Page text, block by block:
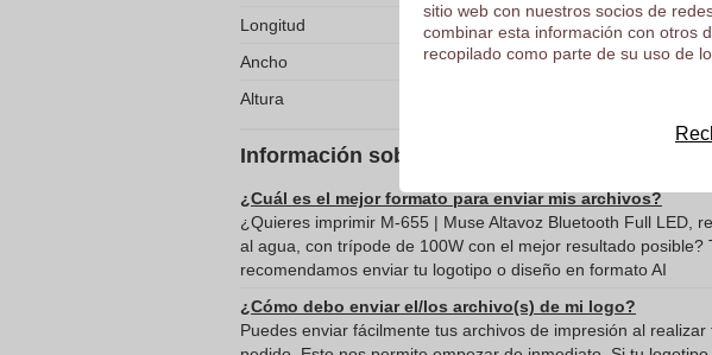
Longitud
Ancho
Altura
Información sobre el envío de datos
¿Cuál es el mejor formato para enviar mis archivos?
¿Quieres imprimir M-655 | Muse Altavoz Bluetooth Full LED,
al agua, con trípode de 100W con el mejor resultado posible?
recomendamos enviar tu logotipo o diseño en formato AI
¿Cómo debo enviar el/los archivo(s) de mi logo?
Puedes enviar fácilmente tus archivos de impresión al realizar
sitio web con nuestros socios de
combinar esta información con otros
recopilado como parte de su uso de